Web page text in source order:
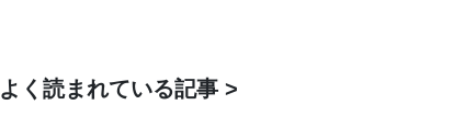
よく読まれている記事